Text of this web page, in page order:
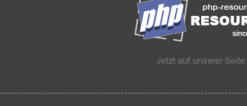
Jetzt auf unserer Seite: